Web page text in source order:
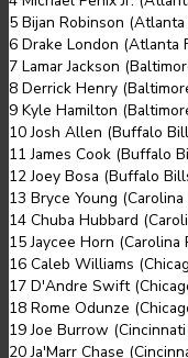
5 Bijan Robinson (Atlanta
6 Drake London (Atlanta
7 Lamar Jackson
8 Derrick Henry
9 Kyle Hamilton
10 Josh Allen (Buffalo
11 James Cook (Buffalo
12 Joey Bosa (Buffalo
13 Bryce Young (Carolina
14 Chuba Hubbard
15 Jaycee Horn (Carolina
16 Caleb Williams
17 D'Andre Swift
18 Rome Odunze
19 Joe Burrow
20 Ja'Marr Chase